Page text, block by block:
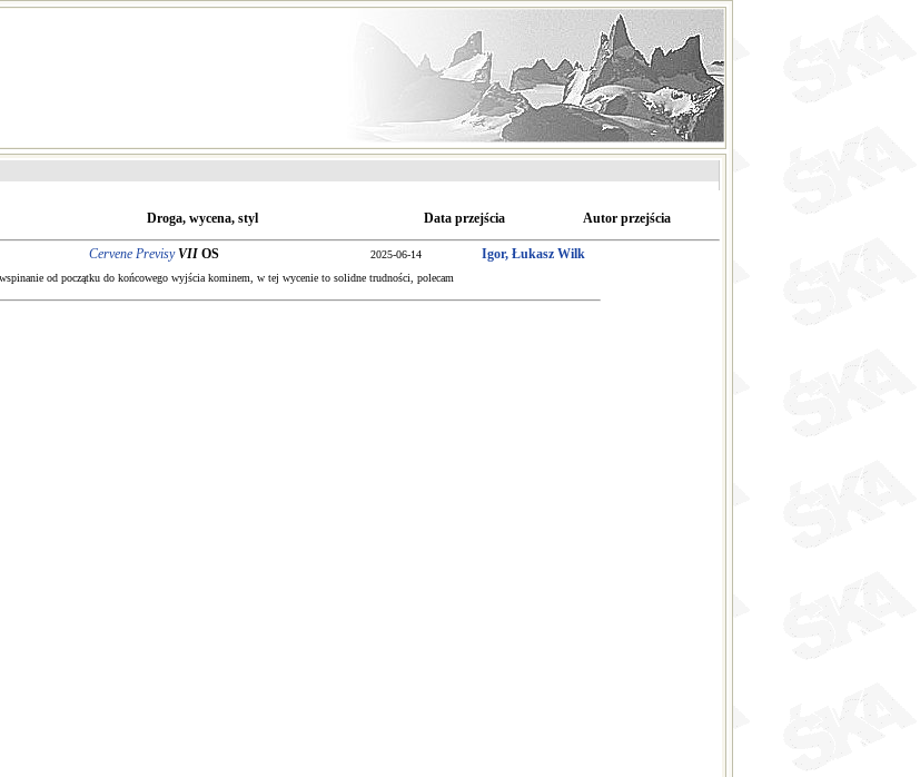
Droga, wycena, styl Data przejścia Autor przejścia
Cervene Previsy VII OS 2025-06-14 Igor, Łukasz Wilk
od początku do końcowego wyjścia kominem, w tej wycenie to solidne trudności, polecam